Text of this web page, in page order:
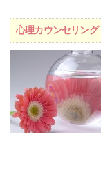
心理カウンセリン